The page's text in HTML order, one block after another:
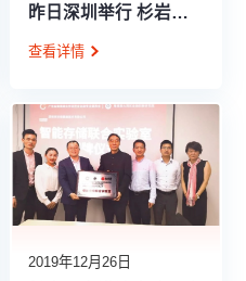
昨日深圳举行 杉岩受
技术实践
查看详情
2019年12月26日